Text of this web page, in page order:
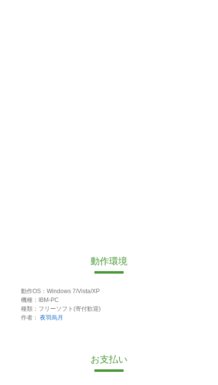
動作環境
動作OS：Windows 7/Vista/XP
機種：IBM-PC
種類：フリーソフト(寄付歓迎)
作者： 夜羽烏月
お支払い